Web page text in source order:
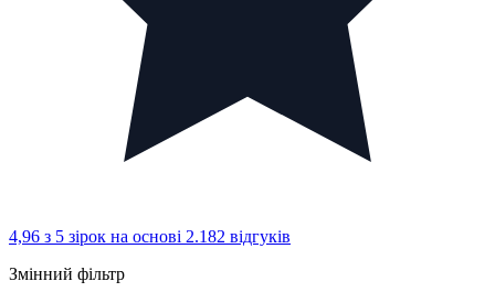
4,96 з 5 зірок на основі 2.182 відгуків
Змінний фільтр